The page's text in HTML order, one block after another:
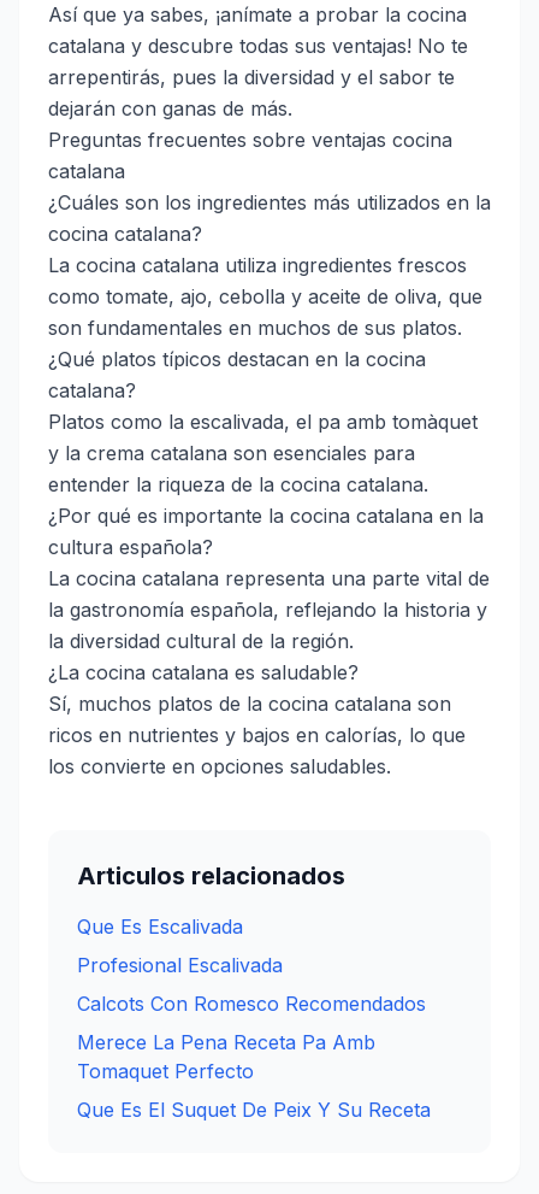
Así que ya sabes, ¡anímate a probar la cocina
catalana y descubre todas sus ventajas! No te
arrepentirás, pues la diversidad y el sabor te
dejarán con ganas de más.
Preguntas frecuentes sobre ventajas cocina
catalana
¿Cuáles son los ingredientes más utilizados en la
cocina catalana?
La cocina catalana utiliza ingredientes frescos
como tomate, ajo, cebolla y aceite de oliva, que
son fundamentales en muchos de sus platos.
¿Qué platos típicos destacan en la cocina
catalana?
Platos como la escalivada, el pa amb tomàquet
y la crema catalana son esenciales para
entender la riqueza de la cocina catalana.
¿Por qué es importante la cocina catalana en la
cultura española?
La cocina catalana representa una parte vital de
la gastronomía española, reflejando la historia y
la diversidad cultural de la región.
¿La cocina catalana es saludable?
Sí, muchos platos de la cocina catalana son
ricos en nutrientes y bajos en calorías, lo que
los convierte en opciones saludables.
Articulos relacionados
Que Es Escalivada
Profesional Escalivada
Calcots Con Romesco Recomendados
Merece La Pena Receta Pa Amb
Tomaquet Perfecto
Que Es El Suquet De Peix Y Su Receta